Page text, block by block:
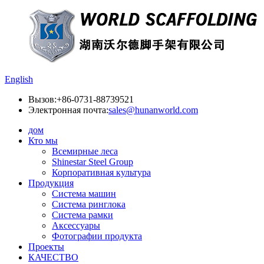
English
Вызов:+86-0731-88739521
Электронная почта:sales@hunanworld.com
дом
Кто мы
Всемирные леса
Shinestar Steel Group
Корпоративная культура
Продукция
Система машин
Система ринглока
Система рамки
Аксессуары
Фотографии продукта
Проекты
КАЧЕСТВО